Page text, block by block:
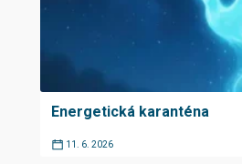
Energetická karanténa
11. 6. 2026